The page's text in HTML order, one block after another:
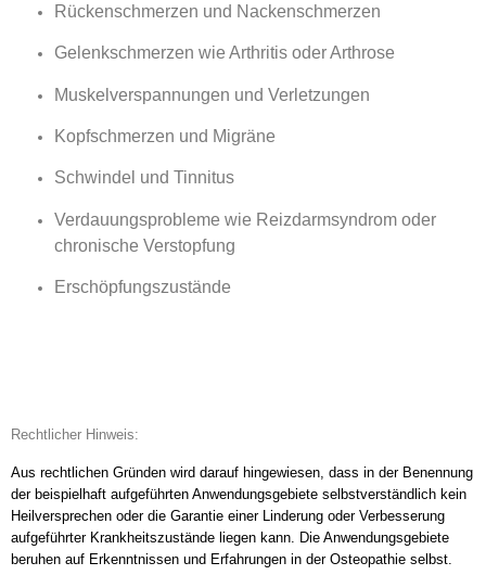
Rückenschmerzen und Nackenschmerzen
Gelenkschmerzen wie Arthritis oder Arthrose
Muskelverspannungen und Verletzungen
Kopfschmerzen und Migräne
Schwindel und Tinnitus
Verdauungsprobleme wie Reizdarmsyndrom oder
chronische Verstopfung
Erschöpfungszustände
Rechtlicher Hinweis:
Aus rechtlichen Gründen wird darauf hingewiesen, dass in der Benennung
der beispielhaft aufgeführten Anwendungsgebiete selbstverständlich kein
Heilversprechen oder die Garantie einer Linderung oder Verbesserung
aufgeführter Krankheitszustände liegen kann. Die Anwendungsgebiete
beruhen auf Erkenntnissen und Erfahrungen in der Osteopathie selbst.